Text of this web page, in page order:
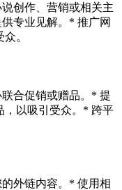
创作、营销或相关主
专业见解。* 推广网
。
合促销或赠品。* 提
，以吸引受众。* 跨平
外链内容。* 使用相